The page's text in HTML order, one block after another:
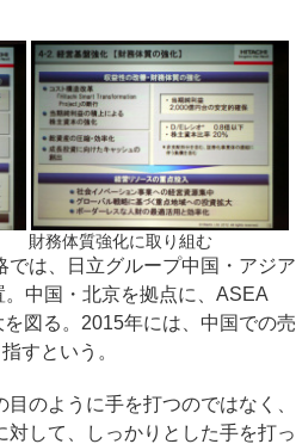
財務体質強化に取り組む
は、日立グループ中国・アジア
中国・北京を拠点に、ASEA
図る。2015年には、中国での売
すという。
のように手を打つのではなく、
対して、しっかりとした手を打っ